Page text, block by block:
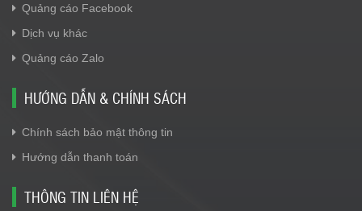
Quảng cáo Facebook
Dịch vụ khác
Quảng cáo Zalo
HƯỚNG DẪN & CHÍNH SÁCH
Chính sách bảo mật thông tin
Hướng dẫn thanh toán
THÔNG TIN LIÊN HỆ